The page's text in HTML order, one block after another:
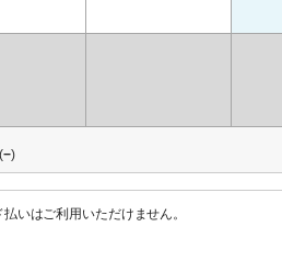
−)
いはご利用いただけません。